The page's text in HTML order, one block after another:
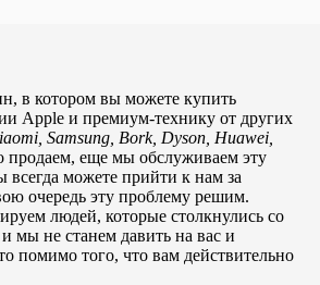
в котором вы можете купить
Apple и премиум-технику от других
Samsung, Bork, Dyson, Huawei,
еще мы обслуживаем эту
всегда можете прийти к нам за
очередь эту проблему решим.
людей, которые столкнулись со
мы не станем давить на вас и
помимо того, что вам действительно